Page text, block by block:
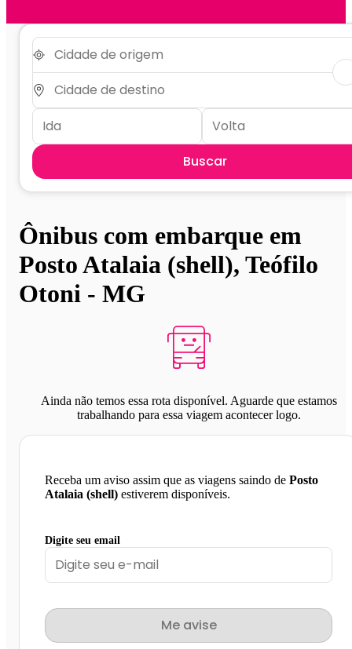
Buscar
Ônibus com embarque em
Posto Atalaia (shell), Teófilo
Otoni - MG
Ainda não temos essa rota disponível. Aguarde que estamos
trabalhando para essa viagem acontecer logo.
Receba um aviso assim que as viagens saindo de Posto
Atalaia (shell) estiverem disponíveis.
Digite seu email
Me avise